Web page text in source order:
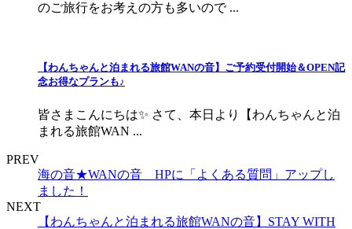
のご旅行をお考えの方も多いので ...
【わんちゃんと泊まれる旅館WANの音】ご予約受付開始＆OPEN記
念お得なプランも♪
皆さまこんにちは✨ さて、本日より【わんちゃんと泊
まれる旅館WAN ...
PREV
海の音★WANの音 HPに「よくある質問」アップし
ました！
NEXT
【わんちゃんと泊まれる旅館WANの音】STAY WITH